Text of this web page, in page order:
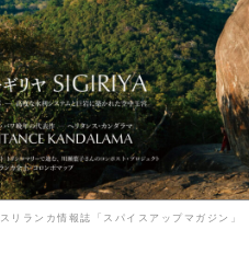
スリランカ情報誌「スパイスアップマガジン」